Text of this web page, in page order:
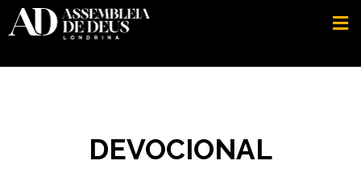
DEVOCIONAL